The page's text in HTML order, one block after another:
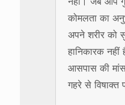
कोमलता का
अपने शरीर को
हानिकारक
आसपास की
गहरे से विषाक्त